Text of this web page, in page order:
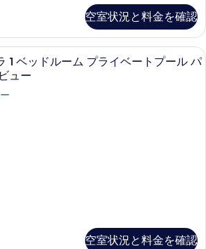
空室状況と料金を確認
ミニバー、セーフティボックス (室
1 ベッドルーム プライベートプール パ
ュー
空室状況と料金を確認